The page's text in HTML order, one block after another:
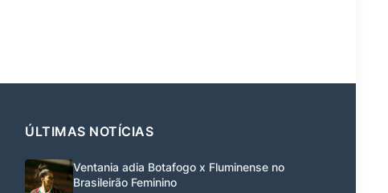
ÚLTIMAS NOTÍCIAS
Ventania adia Botafogo x Fluminense no
Brasileirão Feminino